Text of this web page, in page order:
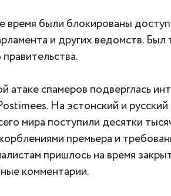
время были блокированы
и других ведомств. Был
атаке спамеров подверглась
На эстонский и
мира поступили десятки
премьера и
пришлось на время
комментарии.